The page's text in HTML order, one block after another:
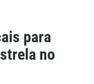
para
no